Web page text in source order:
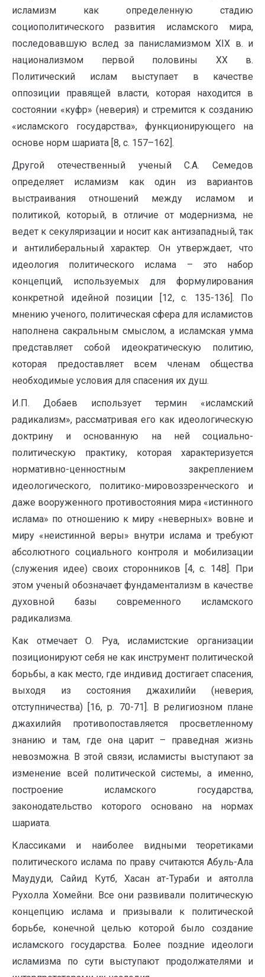
исламизм как определенную стадию
социополитического развития исламского мира,
последовавшую вслед за панисламизмом ХIХ в. и
национализмом первой половины ХХ в.
Политический ислам выступает в качестве
оппозиции правящей власти, которая находится в
состоянии «куфр» (неверия) и стремится к созданию
«исламского государства», функционирующего на
основе норм шариата [8, c. 157–162].
Другой отечественный ученый С.А. Семедов
определяет исламизм как один из вариантов
выстраивания отношений между исламом и
политикой, который, в отличие от модернизма, не
ведет к секуляризации и носит как антизападный, так
и антилиберальный характер. Он утверждает, что
идеология политического ислама – это набор
концепций, используемых для формулирования
конкретной идейной позиции [12, с. 135-136]. По
мнению ученого, политическая сфера для исламистов
наполнена сакральным смыслом, а исламская умма
представляет собой идеократическую политию,
которая предоставляет всем членам общества
необходимые условия для спасения их душ.
И.П. Добаев использует термин «исламский
радикализм», рассматривая его как идеологическую
доктрину и основанную на ней социально-
политическую практику, которая характеризуется
нормативно-ценностным закреплением
идеологического, политико-мировоззренческого и
даже вооруженного противостояния мира «истинного
ислама» по отношению к миру «неверных» вовне и
миру «неистинной веры» внутри ислама и требуют
абсолют­ного социального контроля и мобилизации
(служения идее) своих сторонников [4, c. 148]. При
этом ученый обозначает фундаментализм в качестве
духовной базы современного исламского
радикализма.
Как отмечает О. Руа, исламистские организации
позиционируют себя не как инструмент политической
борьбы, а как место, где индивид достигает спасения,
выходя из состояния джахилийи (неверия,
отступничества) [16, p. 70-71]. В религиозном плане
джахилийя противопоставляется просветленному
знанию и там, где она царит – праведная жизнь
невозможна. В этой связи, исламисты выступают за
изменение всей политической системы, а именно,
построение исламского государства,
законодательство которого основано на нормах
шариата.
Классиками и наиболее видными теоретиками
политического ислама по праву считаются Абуль-Ала
Маудуди, Сайид Кутб, Хасан ат-Тураби и аятолла
Рухолла Хомейни. Все они развивали политическую
концепцию ислама и призывали к политической
борьбе, конечной целью которой было создание
исламского государства. Более поздние идеологи
исламизма по сути выступают продолжателями и